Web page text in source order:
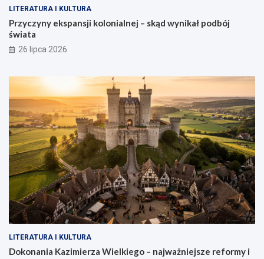
LITERATURA I KULTURA
Przyczyny ekspansji kolonialnej – skąd wynikał podbój
świata
26 lipca 2026
LITERATURA I KULTURA
Dokonania Kazimierza Wielkiego – najważniejsze reformy i